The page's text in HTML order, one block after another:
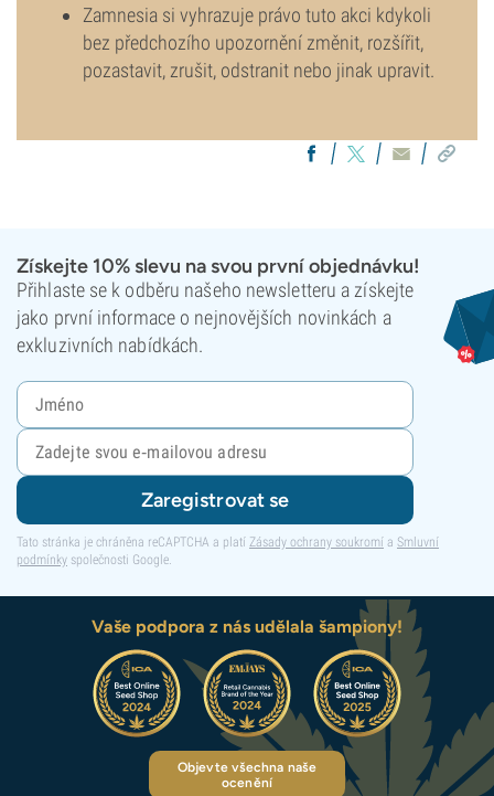
Zamnesia si vyhrazuje právo tuto akci kdykoli
bez předchozího upozornění změnit, rozšířit,
pozastavit, zrušit, odstranit nebo jinak upravit.
Získejte 10% slevu na svou první objednávku!
Přihlaste se k odběru našeho newsletteru a získejte
jako první informace o nejnovějších novinkách a
exkluzivních nabídkách.
Zaregistrovat se
Tato stránka je chráněna reCAPTCHA a platí Zásady ochrany soukromí a Smluvní
podmínky společnosti Google.
Vaše podpora z nás udělala šampiony!
Objevte všechna naše
ocenění